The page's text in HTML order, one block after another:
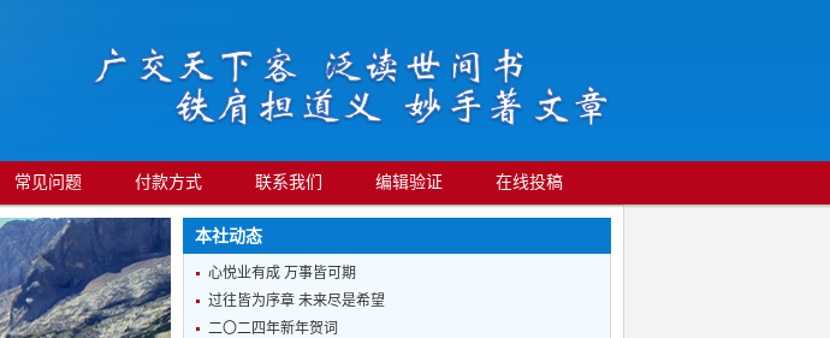
常见问题 付款方式 联系我们 编辑验证 在线投稿
本社动态
心悦业有成 万事皆可期
过往皆为序章 未来尽是希望
二〇二四年新年贺词